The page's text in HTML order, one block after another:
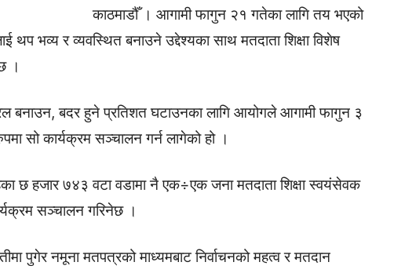
काठमाडौँ । आगामी फागुन २१ गतेका लागि तय भएको
थप भव्य र व्यवस्थित बनाउने उद्देश्यका साथ मतदाता शिक्षा विशेष
।
बनाउन, बदर हुने प्रतिशत घटाउनका लागि आयोगले आगामी फागुन ३
सो कार्यक्रम सञ्चालन गर्न लागेको हो ।
छ हजार ७४३ वटा वडामा नै एक÷एक जना मतदाता शिक्षा स्वयंसेवक
सञ्चालन गरिनेछ ।
पुगेर नमूना मतपत्रको माध्यमबाट निर्वाचनको महत्व र मतदान